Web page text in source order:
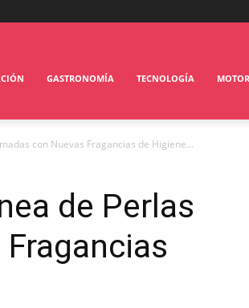
GASTRONOMÍA TECNOLOGÍA MOTOR
con Nuevas Fragancias de Higiene...
de Perlas